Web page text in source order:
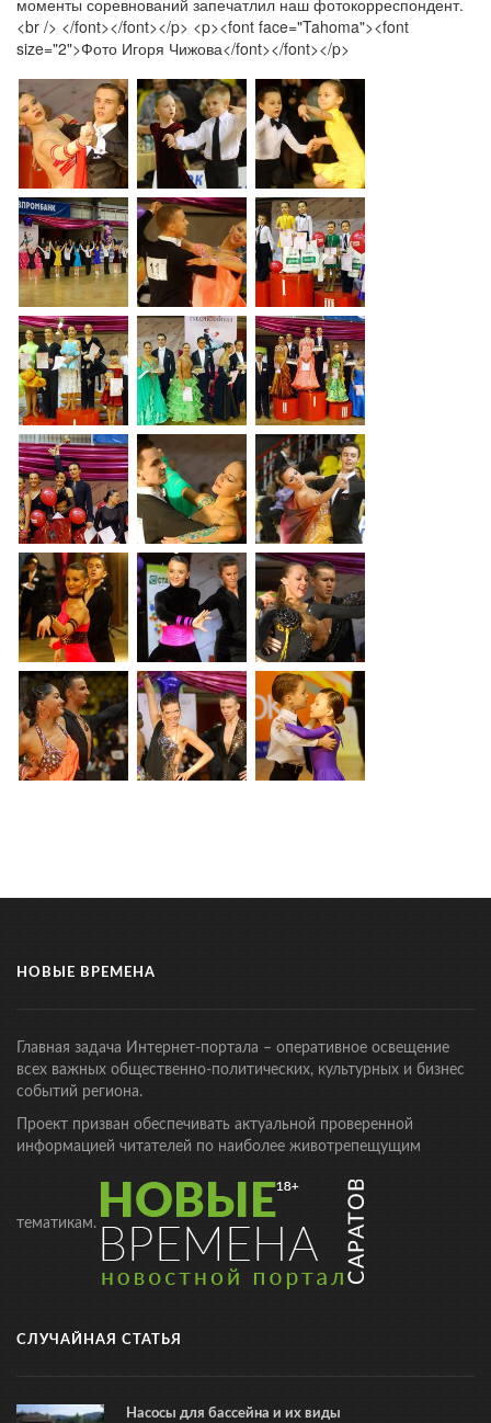
моменты соревнований запечатлил наш фотокорреспондент.
<br /> </font></font></p> <p><font face="Tahoma"><font
size="2">Фото Игоря Чижова</font></font></p>
НОВЫЕ ВРЕМЕНА
Главная задача Интернет-портала – оперативное освещение
всех важных общественно-политических, культурных и бизнес
событий региона.
Проект призван обеспечивать актуальной проверенной
информацией читателей по наиболее животрепещущим
тематикам.
СЛУЧАЙНАЯ СТАТЬЯ
Насосы для бассейна и их виды